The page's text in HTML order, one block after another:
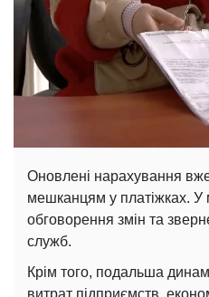
Оновлені нарахування
мешканцям у платіжках. У
обговорення змін та
служб.
Крім того, подальша